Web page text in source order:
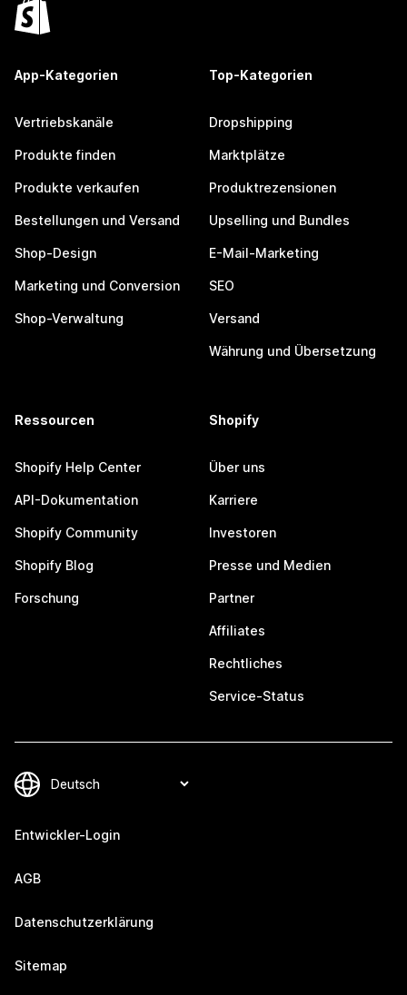
App-Kategorien
Vertriebskanäle
Produkte finden
Produkte verkaufen
Bestellungen und Versand
Shop-Design
Marketing und Conversion
Shop-Verwaltung
Top-Kategorien
Dropshipping
Marktplätze
Produktrezensionen
Upselling und Bundles
E-Mail-Marketing
SEO
Versand
Währung und Übersetzung
Ressourcen
Shopify Help Center
API-Dokumentation
Shopify Community
Shopify Blog
Forschung
Shopify
Über uns
Karriere
Investoren
Presse und Medien
Partner
Affiliates
Rechtliches
Service-Status
Entwickler-Login
AGB
Datenschutzerklärung
Sitemap